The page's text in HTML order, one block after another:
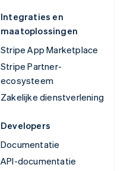
Integraties en
maatoplossingen
Stripe App Marketplace
Stripe Partner-
ecosysteem
Zakelijke dienstverlening
Developers
Documentatie
API-documentatie